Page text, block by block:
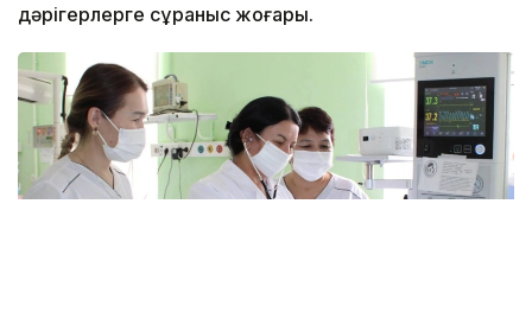
дәрігерлерге сұраныс жоғары.